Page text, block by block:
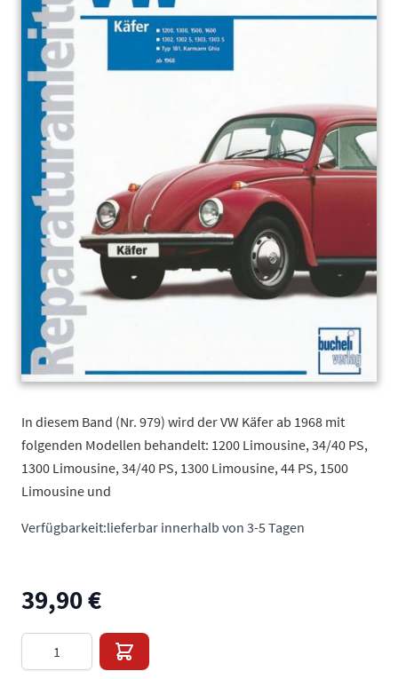
In diesem Band (Nr. 979) wird der VW Käfer ab 1968 mit
folgenden Modellen behandelt: 1200 Limousine, 34/40 PS,
1300 Limousine, 34/40 PS, 1300 Limousine, 44 PS, 1500
Limousine und
Verfügbarkeit:lieferbar innerhalb von 3-5 Tagen
39,90 €
Menge